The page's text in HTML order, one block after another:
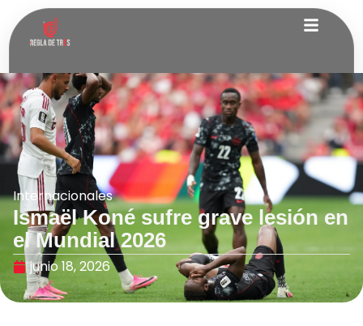
Internacionales
Ismaël Koné sufre grave lesión en
el Mundial 2026
junio 18, 2026